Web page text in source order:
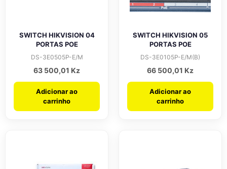
SWITCH HIKVISION 04
PORTAS POE
DS-3E0505P-E/M
63 500,01 Kz
Adicionar ao
carrinho
SWITCH HIKVISION 05
PORTAS POE
DS-3E0105P-E/M(B)
66 500,01 Kz
Adicionar ao
carrinho